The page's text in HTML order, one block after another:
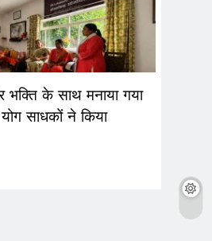
भक्ति के साथ मनाया गया
साधकों ने किया